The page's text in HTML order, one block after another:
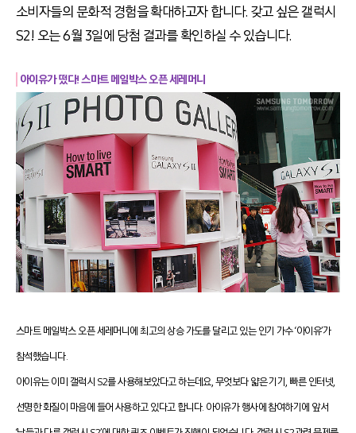
소비자들의 문화적 경험을 확대하고자 합니다. 갖고 싶은 갤럭시
S2! 오는 6월 3일에 당첨 결과를 확인하실 수 있습니다.
아이유가 떴다! 스마트 메일박스 오픈 세레머니
스마트 메일박스 오픈 세레머니에 최고의 상승 가도를 달리고 있는 인기 가수 ‘아이유’가
참석했습니다.
아이유는 이미 갤럭시 S2를 사용해보았다고 하는데요, 무엇보다 얇은 기기, 빠른 인터넷,
선명한 화질이 마음에 들어 사용하고 있다고 합니다. 아이유가 행사에 참여하기에 앞서